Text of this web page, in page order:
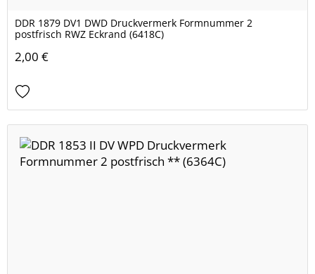
DDR 1879 DV1 DWD Druckvermerk Formnummer 2
postfrisch RWZ Eckrand (6418C)
2,00 €